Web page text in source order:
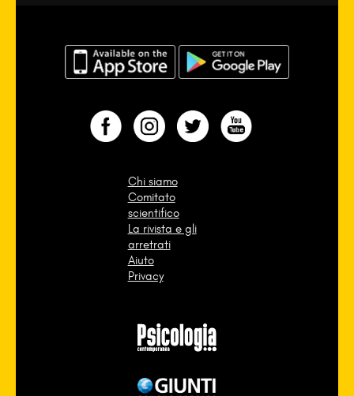
Chi siamo
Comitato
scientifico
La rivista e gli
arretrati
Aiuto
Privacy